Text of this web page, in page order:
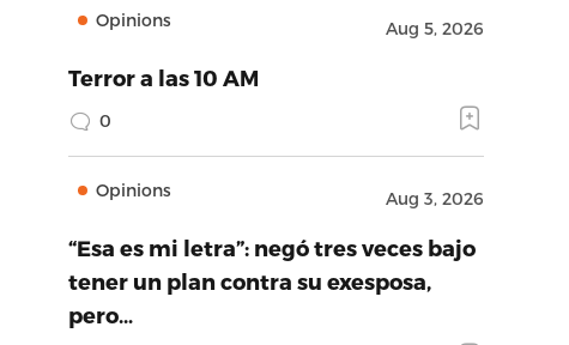
Opinions Aug 5, 2026
Terror a las 10 AM
0
Opinions Aug 3, 2026
“Esa es mi letra”: negó tres veces bajo
tener un plan contra su exesposa,
pero…